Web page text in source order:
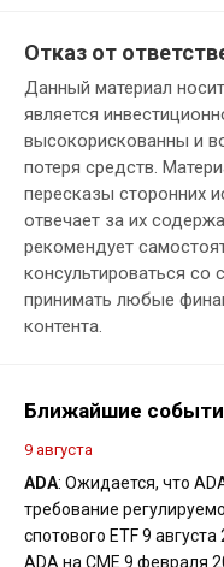
Отказ от
Данный материал
является
высокорискованны и
потеря средств.
пересказы сторонних
отвечает за их
рекомендует
консультироваться со
принимать любые
контента.
Ближайшие
9 августа
ADA: Ожидается, что
требование
спотового ETF 9
ADA на CME 9 февраля